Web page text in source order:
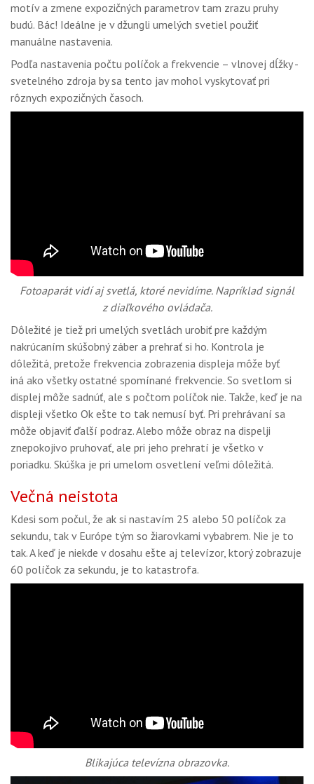
motív a zmene expozičných parametrov tam zrazu pruhy
budú. Bác! Ideálne je v džungli umelých svetiel použiť
manuálne nastavenia.
Podľa nastavenia počtu políčok a frekvencie – vlnovej dĺžky -
svetelného zdroja by sa tento jav mohol vyskytovať pri
rôznych expozičných časoch.
Fotoaparát vidí aj svetlá, ktoré nevidíme. Napríklad signál
z diaľkového ovládača.
Dôležité je tiež pri umelých svetlách urobiť pre každým
nakrúcaním skúšobný záber a prehrať si ho. Kontrola je
dôležitá, pretože frekvencia zobrazenia displeja môže byť
iná ako všetky ostatné spomínané frekvencie. So svetlom si
displej môže sadnúť, ale s počtom políčok nie. Takže, keď je na
displeji všetko Ok ešte to tak nemusí byť. Pri prehrávaní sa
môže objaviť ďalší podraz. Alebo môže obraz na dispelji
znepokojivo pruhovať, ale pri jeho prehratí je všetko v
poriadku. Skúška je pri umelom osvetlení veľmi dôležitá.
Večná neistota
Kdesi som počul, že ak si nastavím 25 alebo 50 políčok za
sekundu, tak v Európe tým so žiarovkami vybabrem. Nie je to
tak. A keď je niekde v dosahu ešte aj televízor, ktorý zobrazuje
60 políčok za sekundu, je to katastrofa.
Blikajúca televízna obrazovka.